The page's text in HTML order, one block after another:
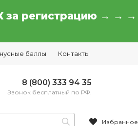
за регистрацию → → →
баллы Контакты
8 (800) 333 94 35
Звонок бесплатный по РФ.
Избранное